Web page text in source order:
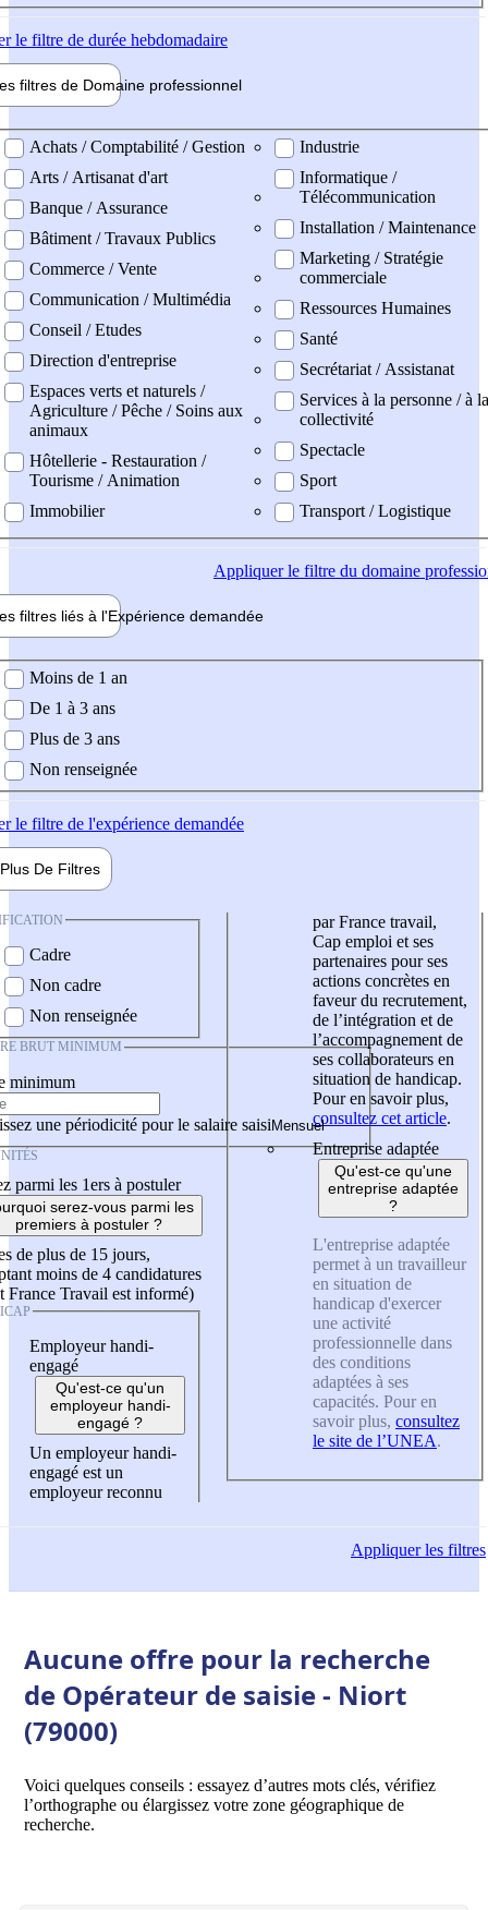
le filtre de durée hebdomadaire
filtres de Domaine professionnel
professionel
Achats / Comptabilité / Gestion
Arts / Artisanat d'art
Banque / Assurance
Bâtiment / Travaux Publics
Commerce / Vente
Communication / Multimédia
Conseil / Etudes
Direction d'entreprise
Espaces verts et naturels /
Agriculture / Pêche / Soins aux
animaux
Hôtellerie - Restauration /
Tourisme / Animation
Immobilier
Industrie
Informatique /
Télécommunication
Installation / Maintenance
Marketing / Stratégie
commerciale
Ressources Humaines
Santé
Secrétariat / Assistanat
Services à la personne / à la
collectivité
Spectacle
Sport
Transport / Logistique
Appliquerle filtre du domaine
filtres liés à l'Expérience demandée
demandée
Moins de 1 an
De 1 à 3 ans
Plus de 3 ans
Non renseignée
le filtre de l'expérience demandée
Plus De Filtres
Cadre
Non cadre
Non renseignée
BRUT MINIMUM
minimum
une périodicité pour le salaire saisi
parmi les 1ers à postuler
serez-vous parmi les
premiers à postuler ?
de plus de 15 jours,
moins de 4 candidatures
France Travail est informé)
Employeur handi-
engagé
Qu'est-ce qu'un
employeur handi-
engagé ?
Un employeur handi-
engagé est un
employeur reconnu
par France travail,
Cap emploi et ses
partenaires pour ses
actions concrètes en
faveur du recrutement,
de l’intégration et de
l’accompagnement de
ses collaborateurs en
situation de handicap.
Pour en savoir plus,
consultez cet article.
Entreprise adaptée
Qu'est-ce qu'une
entreprise adaptée
?
L'entreprise adaptée
permet à un travailleur
en situation de
handicap d'exercer
une activité
professionnelle dans
des conditions
adaptées à ses
capacités. Pour en
savoir plus, consultez
le site de l’UNEA.
Appliquerles filtres
Aucune offre pour la recherche
de Opérateur de saisie - Niort
(79000)
Voici quelques conseils : essayez d’autres mots clés, vérifiez
l’orthographe ou élargissez votre zone géographique de
recherche.